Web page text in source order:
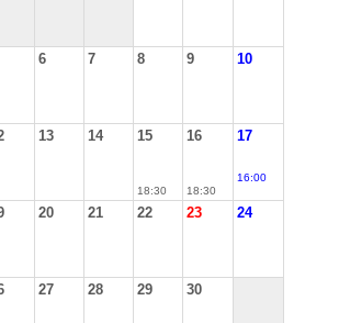
6 7 8 9 10
13 14 15
18:30
16
18:30
17
16:00
20 21 22 23 24
27 28 29 30